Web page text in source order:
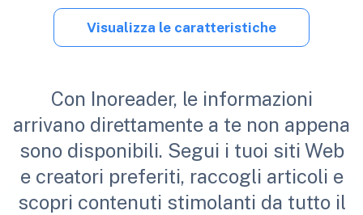
Con Inoreader, le informazioni
arrivano direttamente a te non appena
sono disponibili. Segui i tuoi siti Web
e creatori preferiti, raccogli articoli e
scopri contenuti stimolanti da tutto il
Visualizza le caratteristiche